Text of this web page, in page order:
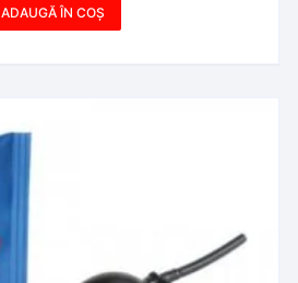
ADAUGĂ ÎN COȘ